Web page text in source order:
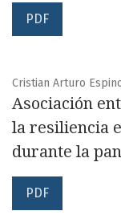
PDF
Cristian Arturo
Asociación
la resiliencia
durante la
PDF